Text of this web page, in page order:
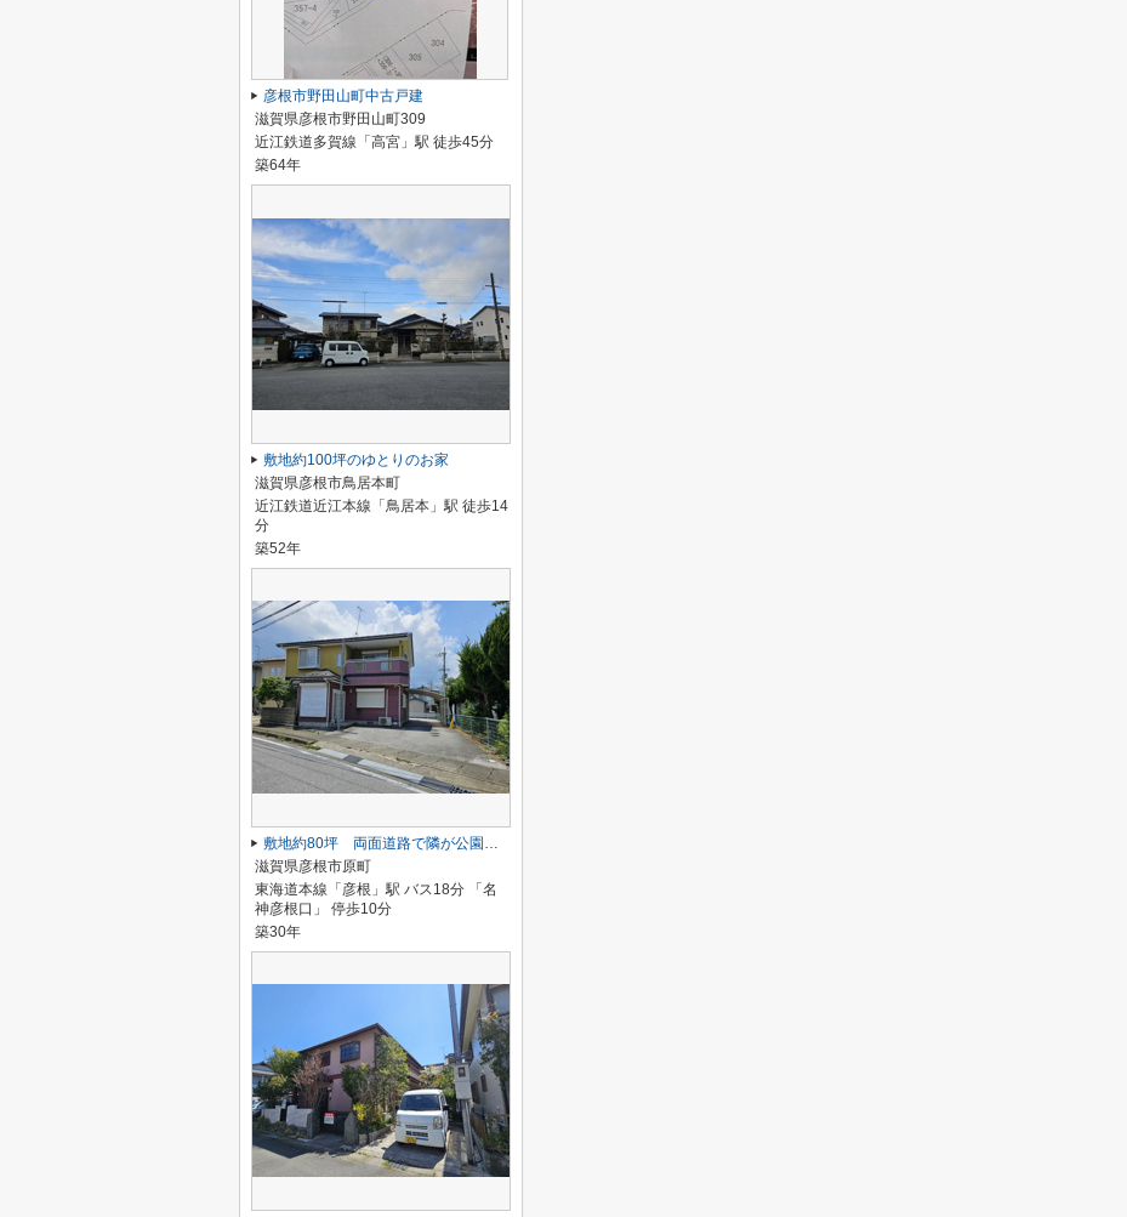
彦根市野田山町中古戸建
滋賀県彦根市野田山町309
近江鉄道多賀線「高宮」駅 徒歩45分
築64年
敷地約100坪のゆとりのお家
滋賀県彦根市鳥居本町
近江鉄道近江本線「鳥居本」駅 徒歩14
分
築52年
敷地約80坪 両面道路で隣が公園の店舗付き住宅
滋賀県彦根市原町
東海道本線「彦根」駅 バス18分 「名
神彦根口」 停歩10分
築30年